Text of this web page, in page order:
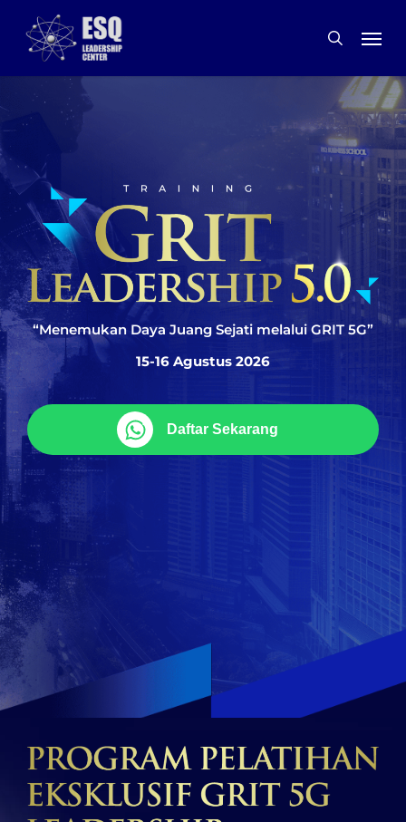
content
“Menemukan Daya Juang Sejati melalui GRIT 5G”
15-16 Agustus 2026
Daftar Sekarang